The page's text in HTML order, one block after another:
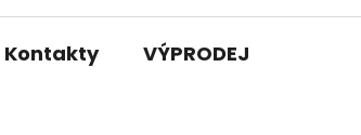
Kontakty VÝPRODEJ